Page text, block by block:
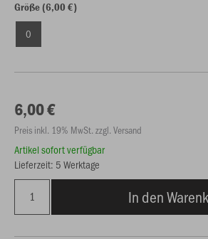
Größe (6,00 €)
0
6,00 €
Preis inkl. 19% MwSt. zzgl. Versand
Artikel sofort verfügbar
Lieferzeit: 5 Werktage
In den